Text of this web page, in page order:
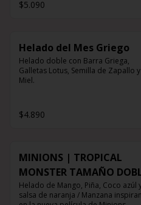
$5.090
Helado del Mes Griego
Helado doble con Barra Griega,
Galletas Lotus, Semilla de Zapallo y
Miel.
$4.890
MINIONS | TROPICAL
MONSTER TAMAÑO
Helado de Mango, Piña, Coco azúl
salsa de naranja / Manzana